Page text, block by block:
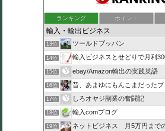
ランキング ポイント
13位 ツールドブッパン
14位 輸入ビジネスとせどりで月利300万を
15位 ebay/Amazon輸出の実践英語
16位 昔、あまゆにもんこまだったブ
17位 しろオヤジ副業の奮闘記
18位 輸入comブログ
19位 ネットビジネス 月5万円まで